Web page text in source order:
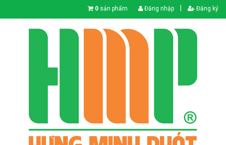
0 sản phẩm Đăng nhập Đăng ký